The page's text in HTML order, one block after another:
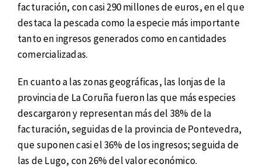
facturación, con casi 290 millones de euros, en el que
destaca la pescada como la especie más importante
tanto en ingresos generados como en cantidades
comercializadas.
En cuanto a las zonas geográficas, las lonjas de la
provincia de La Coruña fueron las que más especies
descargaron y representan más del 38% de la
facturación, seguidas de la provincia de Pontevedra,
que suponen casi el 36% de los ingresos; seguida de
las de Lugo, con 26% del valor económico.